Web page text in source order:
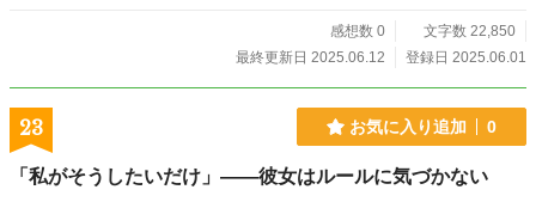
感想数 0
文字数 22,850
最終更新日 2025.06.12
登録日 2025.06.01
23 お気に入り追加 0
「私がそうしたいだけ」——彼女はルールに気づかない